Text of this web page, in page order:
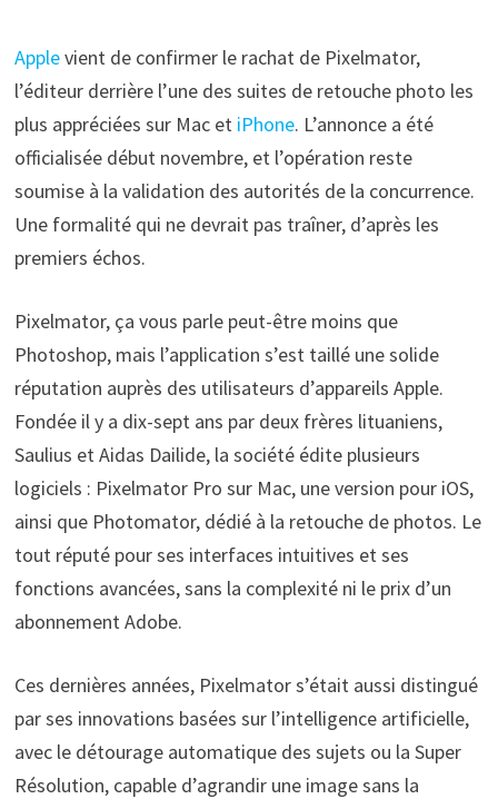
Applevient de confirmer le rachat de Pixelmator,
l’éditeur derrière l’une des suites de retouche photo les
plus appréciées sur Mac et iPhone. L’annonce a été
officialisée début novembre, et l’opération reste
soumise à la validation des autorités de la concurrence.
Une formalité qui ne devrait pas traîner, d’après les
premiers échos.
Pixelmator, ça vous parle peut-être moins que
Photoshop, mais l’application s’est taillé une solide
réputation auprès des utilisateurs d’appareils Apple.
Fondée il y a dix-sept ans par deux frères lituaniens,
Saulius et Aidas Dailide, la société édite plusieurs
logiciels : Pixelmator Pro sur Mac, une version pour iOS,
ainsi que Photomator, dédié à la retouche de photos. Le
tout réputé pour ses interfaces intuitives et ses
fonctions avancées, sans la complexité ni le prix d’un
abonnement Adobe.
Ces dernières années, Pixelmator s’était aussi distingué
par ses innovations basées sur l’intelligence artificielle,
avec le détourage automatique des sujets ou la Super
Résolution, capable d’agrandir une image sans la